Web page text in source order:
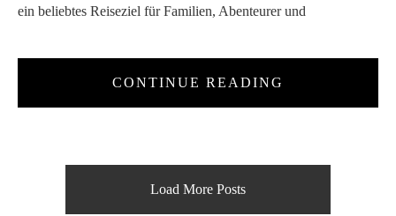
ein beliebtes Reiseziel für Familien, Abenteurer und
CONTINUE READING
Load More Posts